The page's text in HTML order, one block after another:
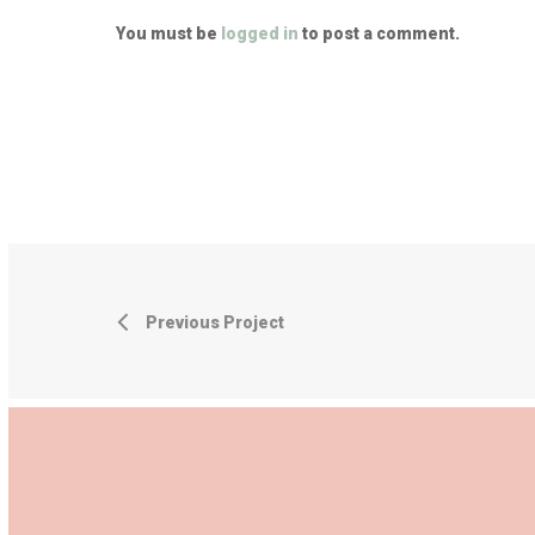
You must be logged in to post a comment.
Previous Project